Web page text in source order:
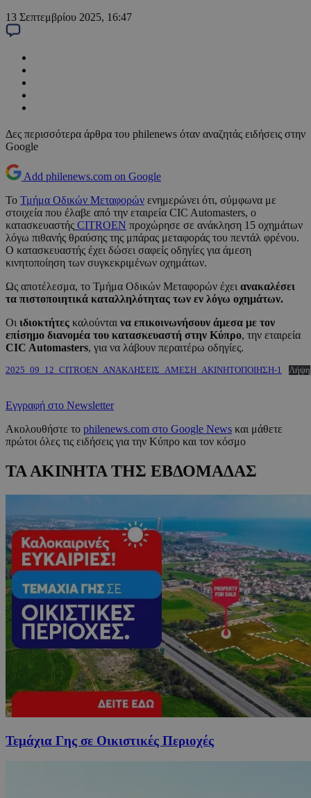
13 Σεπτεμβρίου 2025, 16:47
Δες περισσότερα άρθρα του philenews όταν αναζητάς ειδήσεις στην
Google
Add philenews.com on Google
Το Τμήμα Οδικών Μεταφορών ενημερώνει ότι, σύμφωνα με
στοιχεία που έλαβε από την εταιρεία CIC Automasters, ο
κατασκευαστής CITROEN προχώρησε σε ανάκληση 15 οχημάτων
λόγω πιθανής θραύσης της μπάρας μεταφοράς του πεντάλ φρένου.
Ο κατασκευαστής έχει δώσει σαφείς οδηγίες για άμεση
κινητοποίηση των συγκεκριμένων οχημάτων.
Ως αποτέλεσμα, το Τμήμα Οδικών Μεταφορών έχει ανακαλέσει
τα πιστοποιητικά καταλληλότητας των εν λόγω οχημάτων.
Οι ιδιοκτήτες καλούνται να επικοινωνήσουν άμεσα με τον
επίσημο διανομέα του κατασκευαστή στην Κύπρο, την εταιρεία
CIC Automasters, για να λάβουν περαιτέρω οδηγίες.
2025_09_12_CITROEN_ΑΝΑΚΛΗΣΕΙΣ_ΑΜΕΣΗ_ΑΚΙΝΗΤΟΠΟΙΗΣΗ-1 Λήψη
Εγγραφή στο Newsletter
Ακολουθήστε το philenews.com στο Google News και μάθετε
πρώτοι όλες τις ειδήσεις για την Κύπρο και τον κόσμο
ΤΑ ΑΚΙΝΗΤΑ ΤΗΣ ΕΒΔΟΜΑΔΑΣ
Τεμάχια Γης σε Οικιστικές Περιοχές